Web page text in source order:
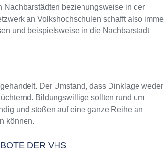
Nachbarstädten beziehungsweise in der
an Volkshochschulen schafft also
und beispielsweise in die Nachbarstadt
Der Umstand, dass Dinklage weder
Bildungswillige sollten rund um
und stoßen auf eine ganze Reihe an
können.
DER VHS